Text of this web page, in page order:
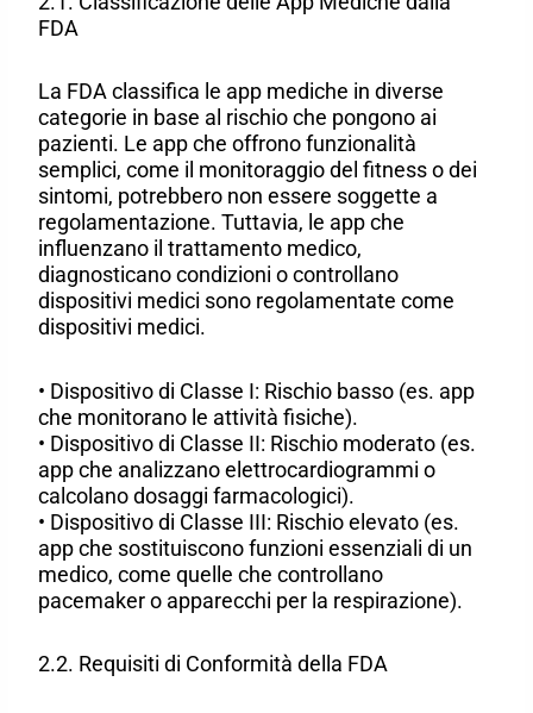
FDA
La FDA classifica le app mediche in diverse
categorie in base al rischio che pongono ai
pazienti. Le app che offrono funzionalità
semplici, come il monitoraggio del fitness o dei
sintomi, potrebbero non essere soggette a
regolamentazione. Tuttavia, le app che
influenzano il trattamento medico,
diagnosticano condizioni o controllano
dispositivi medici sono regolamentate come
dispositivi medici.
• Dispositivo di Classe I: Rischio basso (es. app
che monitorano le attività fisiche).
• Dispositivo di Classe II: Rischio moderato (es.
app che analizzano elettrocardiogrammi o
calcolano dosaggi farmacologici).
• Dispositivo di Classe III: Rischio elevato (es.
app che sostituiscono funzioni essenziali di un
medico, come quelle che controllano
pacemaker o apparecchi per la respirazione).
2.2. Requisiti di Conformità della FDA